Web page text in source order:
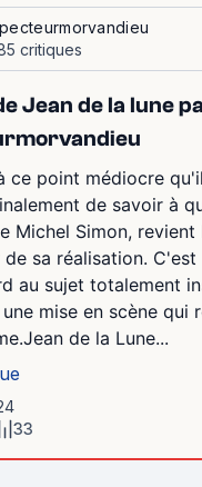
critiques
Jean de la lune
ce point médiocre
de savoir à
Michel Simon, revient
de sa réalisation.
au sujet totalement
mise en scène qui
de la Lune...
33